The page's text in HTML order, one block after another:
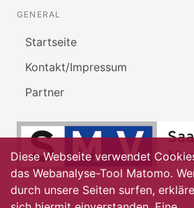
GENERAL
Startseite
Kontakt/Impressum
Partner
Diese Webseite verwendet
das Webanalyse-Tool Matomo.
durch unsere Seiten surfen,